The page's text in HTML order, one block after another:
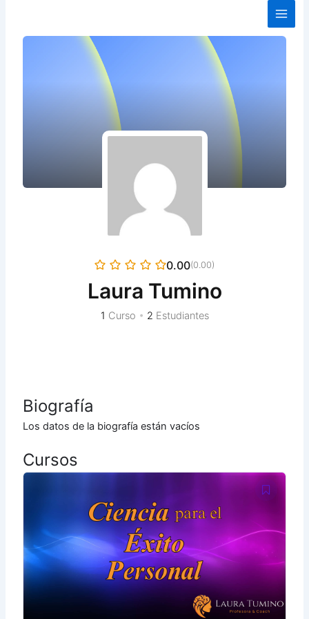
contenido
0.00(0.00)
Laura Tumino
1 Curso • 2 Estudiantes
Biografía
Los datos de la biografía están vacíos
Cursos